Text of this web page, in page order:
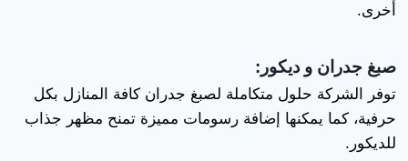
أخرى.
صبغ جدران و ديكور:
توفر الشركة حلول متكاملة لصبغ جدران كافة المنازل بكل
حرفية، كما يمكنها إضافة رسومات مميزة تمنح مظهر جذاب
للديكور.